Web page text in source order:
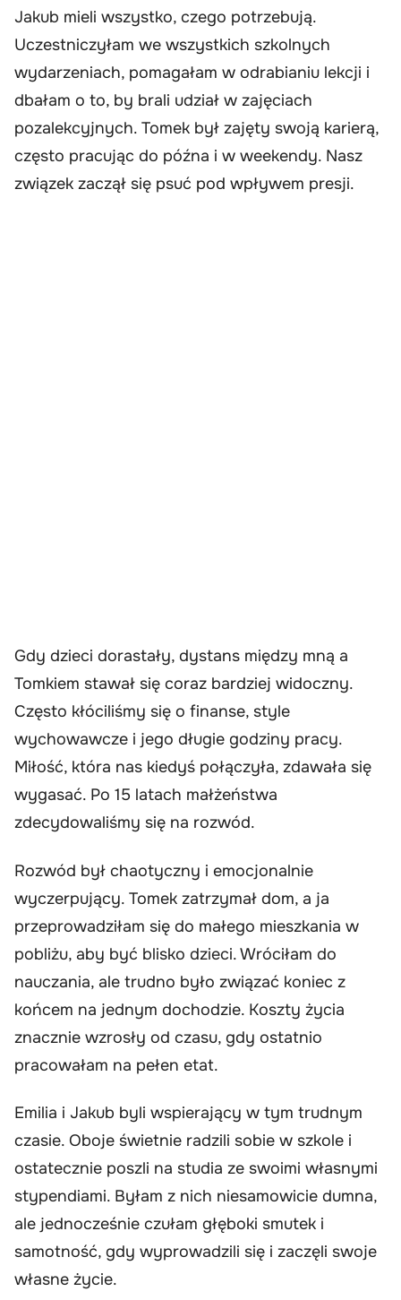
Jakub mieli wszystko, czego potrzebują.
Uczestniczyłam we wszystkich szkolnych
wydarzeniach, pomagałam w odrabianiu lekcji i
dbałam o to, by brali udział w zajęciach
pozalekcyjnych. Tomek był zajęty swoją karierą,
często pracując do późna i w weekendy. Nasz
związek zaczął się psuć pod wpływem presji.
Gdy dzieci dorastały, dystans między mną a
Tomkiem stawał się coraz bardziej widoczny.
Często kłóciliśmy się o finanse, style
wychowawcze i jego długie godziny pracy.
Miłość, która nas kiedyś połączyła, zdawała się
wygasać. Po 15 latach małżeństwa
zdecydowaliśmy się na rozwód.
Rozwód był chaotyczny i emocjonalnie
wyczerpujący. Tomek zatrzymał dom, a ja
przeprowadziłam się do małego mieszkania w
pobliżu, aby być blisko dzieci. Wróciłam do
nauczania, ale trudno było związać koniec z
końcem na jednym dochodzie. Koszty życia
znacznie wzrosły od czasu, gdy ostatnio
pracowałam na pełen etat.
Emilia i Jakub byli wspierający w tym trudnym
czasie. Oboje świetnie radzili sobie w szkole i
ostatecznie poszli na studia ze swoimi własnymi
stypendiami. Byłam z nich niesamowicie dumna,
ale jednocześnie czułam głęboki smutek i
samotność, gdy wyprowadzili się i zaczęli swoje
własne życie.